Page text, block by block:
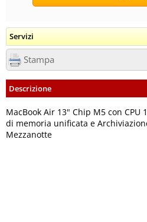
Servizi
Stampa
Descrizione
MacBook Air 13" Chip M5 con CPU
di memoria unificata e
Mezzanotte